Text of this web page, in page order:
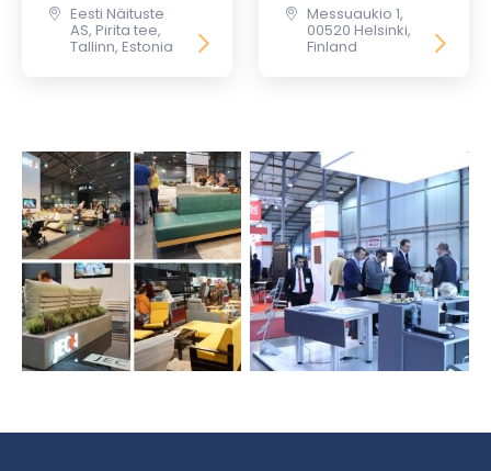
Eesti Näituste
AS, Pirita tee,
Tallinn, Estonia
Messuaukio 1,
00520 Helsinki,
Finland